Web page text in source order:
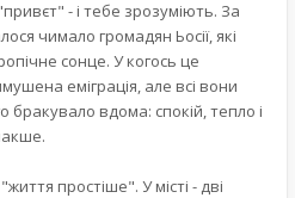
- і тебе зрозуміють. За
чимало громадян Ьосії, які
сонце. У когось це
еміграція, але всі вони
бракувало вдома: спокій, тепло і
простіше". У місті - дві